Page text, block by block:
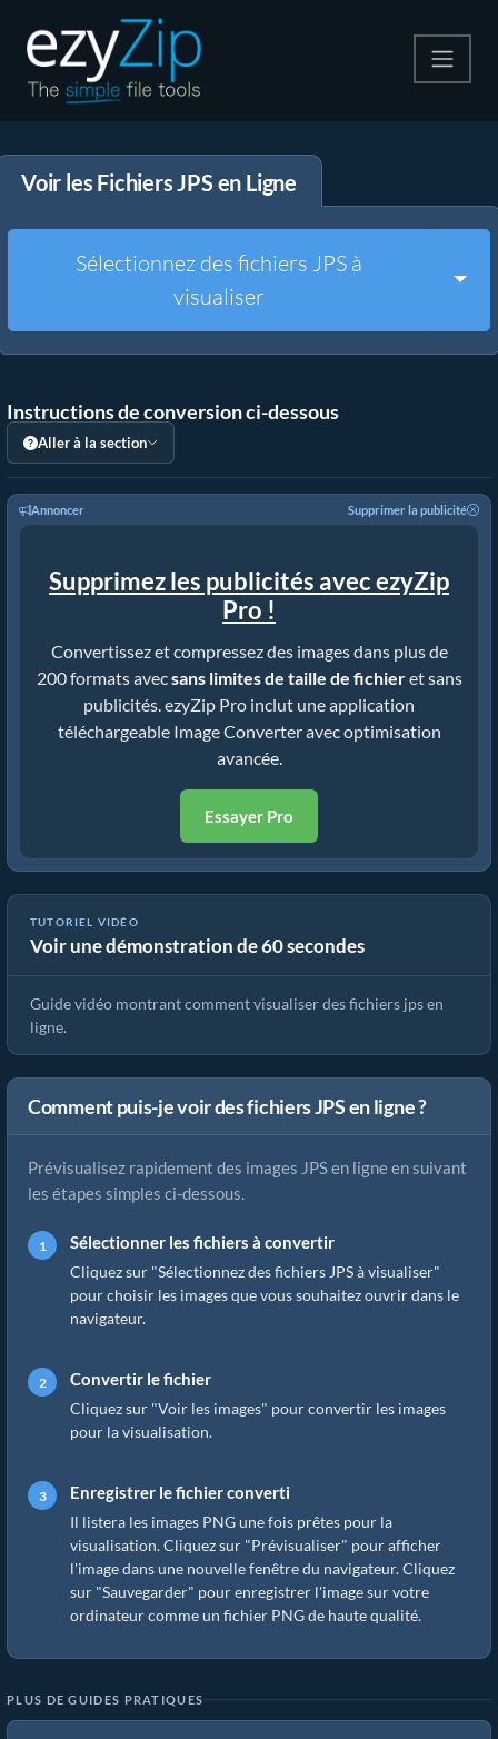
Décompresser
Voir les Fichiers JPS en Ligne
Sélectionnez des fichiers JPS à
visualiser
Instructions de conversion ci-dessous
Aller à la section
Annoncer Supprimer la publicité
Supprimez les publicités avec ezyZip
Pro !
Convertissez et compressez des images dans plus de
200 formats avecsans limites de taille de fichieret sans
publicités. ezyZip Pro inclut une application
téléchargeable Image Converter avec optimisation
avancée.
Essayer Pro
TUTORIEL VIDÉO
Voir une démonstration de 60 secondes
Comment visualiser des fichiers jps en ligne
Guide vidéo montrant comment visualiser des fichiers jps en
ligne.
Comment puis-je voir des fichiers JPS en ligne ?
Prévisualisez rapidement des images JPS en ligne en suivant
les étapes simples ci-dessous.
Sélectionner les fichiers à convertir
Cliquez sur "Sélectionnez des fichiers JPS à visualiser"
pour choisir les images que vous souhaitez ouvrir dans le
navigateur.
Convertir le fichier
Cliquez sur "Voir les images" pour convertir les images
pour la visualisation.
Enregistrer le fichier converti
Il listera les images PNG une fois prêtes pour la
visualisation. Cliquez sur "Prévisualiser" pour afficher
l'image dans une nouvelle fenêtre du navigateur. Cliquez
sur "Sauvegarder" pour enregistrer l'image sur votre
ordinateur comme un fichier PNG de haute qualité.
PLUS DE GUIDES PRATIQUES